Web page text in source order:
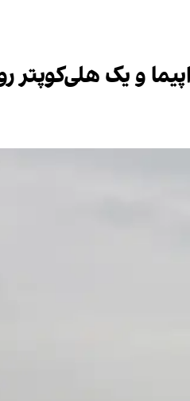
و یک هلی‌کوپتر